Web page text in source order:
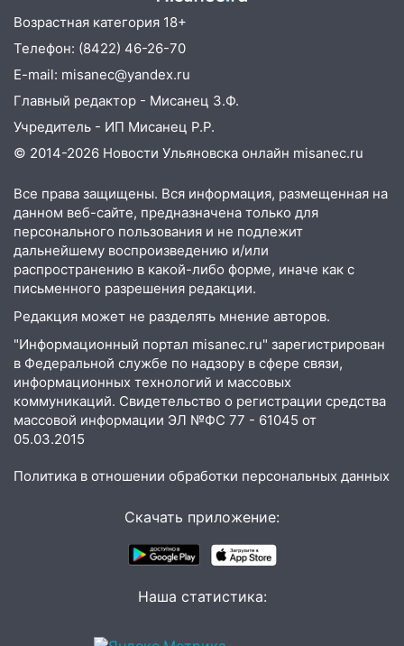
22:58
ДТП с мотоциклистом
жительницу Ульяновской области
подвез троих незнакомцев на трассе и
заработал уголовное дело
18:14 Прогноз погоды на 6 августа в
Ульяновской области
18:00 Мотофристайл, рок и силовой
экстрим: в Ульяновске пройдет
большой фестиваль «Наше время»
17:30 Где есть бензин в Ульяновске 5
августа после рабочего дня: список АЗС
17:05
«Обыск» по видеосвязи: в
Ульяновске задержали 19-летнюю
Вешкайме посиделки с судимым
18-летняя девушка без прав
перевернулась на мопеде и попала в
Возрастная категория 18+
Телефон: (8422) 46-26-70
E-mail: misanec@yandex.ru
Главный редактор - Мисанец З.Ф.
Учредитель - ИП Мисанец Р.Р.
© 2014-2026 Новости Ульяновска онлайн misanec.ru
Все права защищены. Вся информация, размещенная на
данном веб-сайте, предназначена только для
персонального пользования и не подлежит
дальнейшему воспроизведению и/или
распространению в какой-либо форме, иначе как с
письменного разрешения редакции.
Редакция может не разделять мнение авторов.
"Информационный портал misanec.ru" зарегистрирован
в Федеральной службе по надзору в сфере связи,
информационных технологий и массовых
коммуникаций. Свидетельство о регистрации средства
массовой информации ЭЛ №ФС 77 - 61045 от
05.03.2015
Политика в отношении обработки персональных данных
Скачать приложение:
Наша статистика: